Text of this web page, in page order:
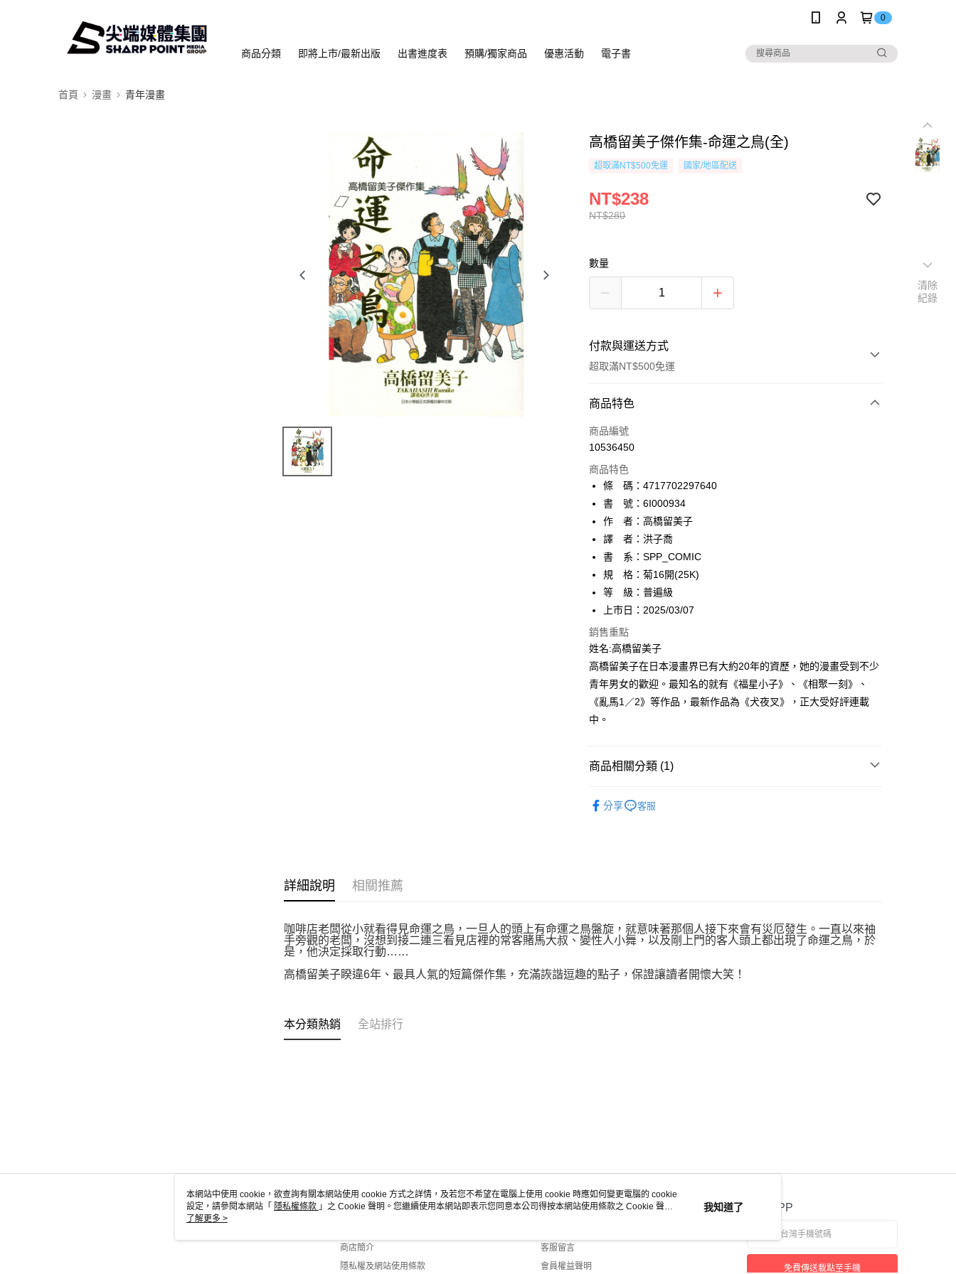
0
商品分類 即將上市/最新出版 出書進度表 預購/獨家商品 優惠活動 電子書
首頁 漫畫 青年漫畫
高橋留美子傑作集-命運之鳥(全)
超取滿NT$500免運 國家/地區配送
NT$280
NT$238
數量
付款與運送方式
超取滿NT$500免運
付款方式
信用卡一次付款
AFTEE先享後付
相關說明
AFTEE先享後付是「在收到商品之後才付款」的支付方式。 讓您購物簡單
便利好安心！
１．簡單：不需註冊會員、不需綁卡、不需儲值。
２．便利：只要手機號碼，簡訊認證，即可結帳。
３．安心：先確認商品／服務後，再付款。
１．於結帳方式選擇「AFTEE先享後付」後，將跳轉至「AFTEE先享後
付」結帳頁面，進行簡訊認證並確認金額後，即可完成結帳。
２．訂單成立數日內，您將收到繳費通知簡訊。
３．收到繳費通知簡訊後14天內，點擊此簡訊中的連結，可透過四大超商
／ATM／網路銀行／等多元方式進行付款，方視為交易完成。
※ 請注意：結帳手續完成當下不需立刻繳費，但若您需要取消訂單，請聯
絡購買商品的店家。未經商家同意取消之訂單仍視為有效，需透過AFTEE
先享後付繳納相關費用。
※ 交易是否成功請以「AFTEE先享後付 」之結帳頁面顯示為準，若有關於
【注意事項】
求債權轉讓予恩沛科技股份有限公司。
５．嚴禁一人註冊多個帳號或使用他人資訊註冊。若發現惡意使用之情
形，恩沛科技股份有限公司將有權停止該用戶之使用額度並採取法律行
動。
ATM付款
運送方式
全家取貨付款
每筆NT$80，滿NT$500(含以上)免運費
付款後全家取貨
每筆NT$80，滿NT$500(含以上)免運費
萊爾富取貨付款
每筆NT$80，滿NT$500(含以上)免運費
商品特色
商品編號
10536450
商品特色
條 碼：4717702297640
書 號：6I000934
作 者：高橋留美子
譯 者：洪子喬
書 系：SPP_COMIC
規 格：菊16開(25K)
等 級：普遍級
上市日：2025/03/07
銷售重點
姓名:高橋留美子
高橋留美子在日本漫畫界已有大約20年的資歷，她的漫畫受到不少
青年男女的歡迎。最知名的就有《福星小子》、《相聚一刻》、
《亂馬1／2》等作品，最新作品為《犬夜叉》，正大受好評連載
中。
商品相關分類 (1)
分享
客服
詳細說明 相關推薦
咖啡店老闆從小就看得見命運之鳥，一旦人的頭上有命運之鳥盤旋，就意味著那個人接下來會有災厄發生。一直以來袖
手旁觀的老闆，沒想到接二連三看見店裡的常客賭馬大叔、變性人小舞，以及剛上門的客人頭上都出現了命運之鳥，於
是，他決定採取行動……
高橋留美子睽違6年、最具人氣的短篇傑作集，充滿詼諧逗趣的點子，保證讓讀者開懷大笑！
本分類熱銷 全站排行
關於我們
商店簡介
隱私權及網站使用條款
客服資訊
客服留言
會員權益聲明
官方APP
免費傳送載點至手機
清除
紀錄
本網站中使用 cookie，欲查詢有關本網站使用 cookie 方式之詳情，及若您不希望在電腦上使用 cookie 時應如何變更電腦的 cookie
設定，請參閱本網站「 隱私權條款 」之 Cookie 聲明。您繼續使用本網站即表示您同意本公司得按本網站使用條款之 Cookie 聲明
使用 cookie。
了解更多 >
我知道了